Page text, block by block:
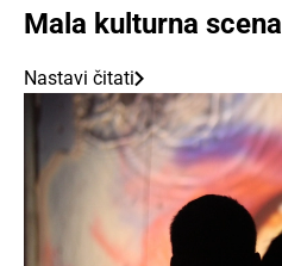
Mala kulturna scena
Nastavi čitati